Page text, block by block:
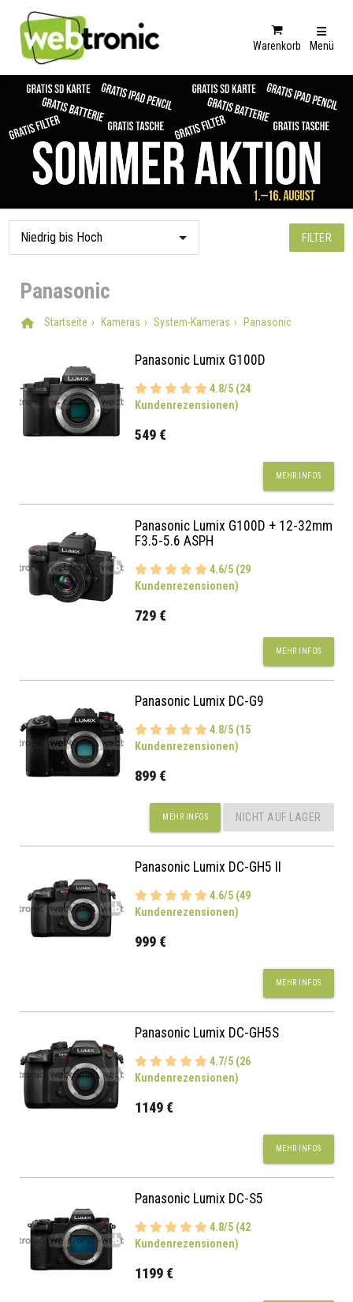
Warenkorb Menü
FILTER
Panasonic
Startseite Kameras System-Kameras Panasonic
Panasonic Lumix G100D
4.8/5 (24
Kundenrezensionen)
549 €
MEHR INFOS
Panasonic Lumix G100D + 12-32mm
F3.5-5.6 ASPH
4.6/5 (29
Kundenrezensionen)
729 €
MEHR INFOS
Panasonic Lumix DC-G9
4.8/5 (15
Kundenrezensionen)
899 €
MEHR INFOS NICHT AUF LAGER
Panasonic Lumix DC-GH5 II
4.6/5 (49
Kundenrezensionen)
999 €
MEHR INFOS
Panasonic Lumix DC-GH5S
4.7/5 (26
Kundenrezensionen)
1149 €
MEHR INFOS
Panasonic Lumix DC-S5
4.8/5 (42
Kundenrezensionen)
1199 €